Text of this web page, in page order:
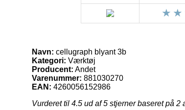
Navn: cellugraph blyant 3b
Kategori: Værktøj
Producent: Andet
Varenummer: 881030270
EAN: 4260056152986
Vurderet til 4.5 ud af 5 stjerner baseret på 2